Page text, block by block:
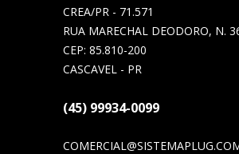
CREA/PR - 71.571
RUA MARECHAL DEODORO, N.
CEP: 85.810-200
CASCAVEL - PR
(45) 99934-0099